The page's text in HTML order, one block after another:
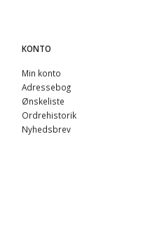
KONTO
Min konto
Adressebog
Ønskeliste
Ordrehistorik
Nyhedsbrev